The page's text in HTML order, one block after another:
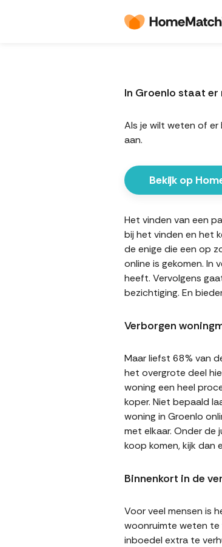
In Groenlo staat
Als je wilt weten of er
aan.
Bekijk op
Het vinden van een
bij het vinden en het
de enige die een op
online is gekomen. In
heeft. Vervolgens
bezichtiging. En
Verborgen
Maar liefst 68% van
het overgrote deel
woning een heel
koper. Niet bepaald
woning in Groenlo
met elkaar. Onder de
koop komen, kijk dan
Binnenkort in de
Voor veel mensen is
woonruimte weten te
inboedel extra te